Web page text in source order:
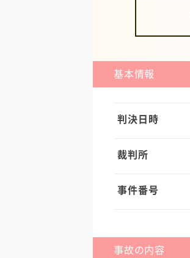
基本情報
判決日時
裁判所
事件番号
事故の内容